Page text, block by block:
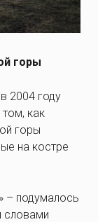
горы
2004 году
как
горы
на костре
– подумалось
словами